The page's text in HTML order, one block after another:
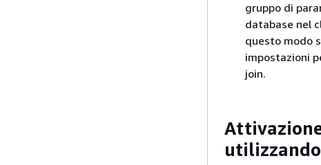
gruppo di
database nel
questo modo
impostazioni
join.